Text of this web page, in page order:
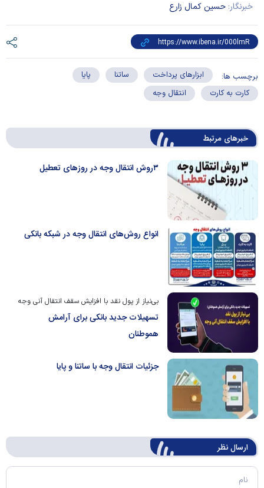
خبرنگار: حسین کمال زارع
برچسب ها: ابزارهای پرداخت ساتنا
پایا
کارت به کارت
انتقال وجه
خبرهای مرتبط
۳روش انتقال وجه در روز‌های تعطیل
انواع روش‌های انتقال وجه در شبکه بانکی
بی‌نیاز از پول نقد با افزایش سقف انتقال آنی وجه
تسهیلات جدید بانکی برای آرامش
هموطنان
جزئیات انتقال وجه با ساتنا و پایا
ارسال‌ نظر